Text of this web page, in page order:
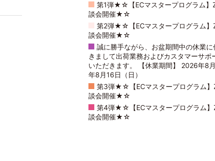
第1弾★☆【ECマスタープログラム】
談会開催★☆
第2弾★☆【ECマスタープログラム】
談会開催★☆
誠に勝手ながら、お盆期間中の休業
きまして出荷業務およびカスタマーサポ
いただきます。 【休業期間】 2026年8
年8月16日（日）
第3弾★☆【ECマスタープログラム】
談会開催★☆
第4弾★☆【ECマスタープログラム】
談会開催★☆